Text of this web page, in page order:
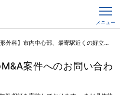
メニュー
内中心部、最寄駅近くの好立地・より積極的な集患活動実施で収益拡大可能
案件へのお問い合わ